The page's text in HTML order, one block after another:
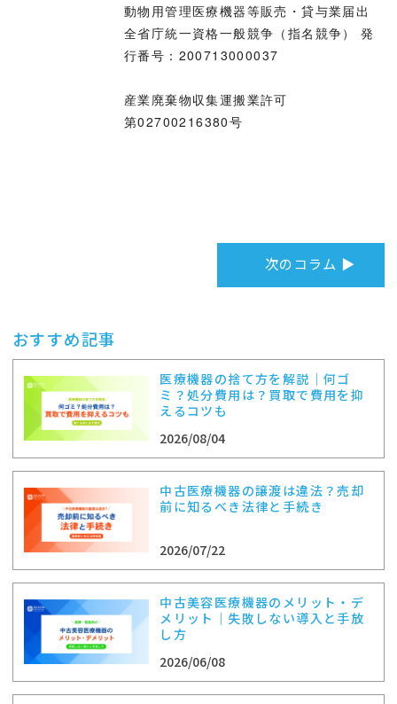
動物用管理医療機器等販売・貸与業届出
全省庁統一資格一般競争（指名競争） 発
行番号：200713000037
産業廃棄物収集運搬業許可
第02700216380号
次のコラム ▶
おすすめ記事
医療機器の捨て方を解説｜何ゴ
ミ？処分費用は？買取で費用を抑
えるコツも
2026/08/04
中古医療機器の譲渡は違法？売却
前に知るべき法律と手続き
2026/07/22
中古美容医療機器のメリット・デ
メリット｜失敗しない導入と手放
し方
2026/06/08